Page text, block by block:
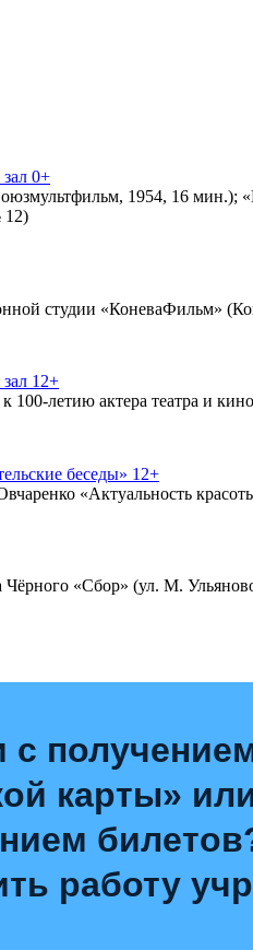
0+
1954, 16 мин.);
12)
студии «КоневаФильм»
12+
100-летию актера театра и
беседы» 12+
«Актуальность
Чёрного «Сбор» (ул. М.
с
карты»
работу